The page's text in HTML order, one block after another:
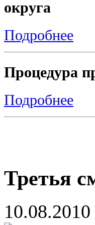
округа
Подробнее
Процедура
Подробнее
Третья